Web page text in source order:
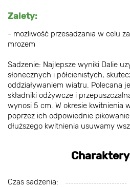
Zalety:
- możliwość przesadzania w celu
mrozem
Sadzenie: Najlepsze wyniki Dalie
słonecznych i półcienistych,
oddziaływaniem wiatru. Polecana
składniki odżywcze i
wynosi 5 cm. W okresie kwitnienia
poprzez ich odpowiednie
dłuższego kwitnienia usuwamy
Czas sadzenia: